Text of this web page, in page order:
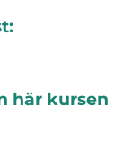
här kursen